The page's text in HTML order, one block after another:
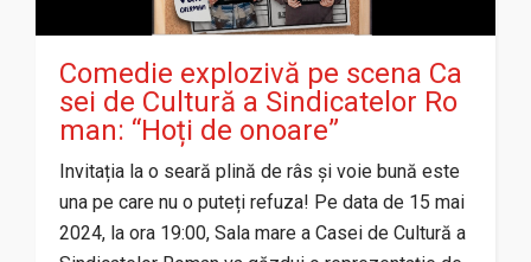
Comedie explozivă pe scena Ca
sei de Cultură a Sindicatelor Ro
man: “Hoți de onoare”
Invitația la o seară plină de râs și voie bună este
una pe care nu o puteți refuza! Pe data de 15 mai
2024, la ora 19:00, Sala mare a Casei de Cultură a